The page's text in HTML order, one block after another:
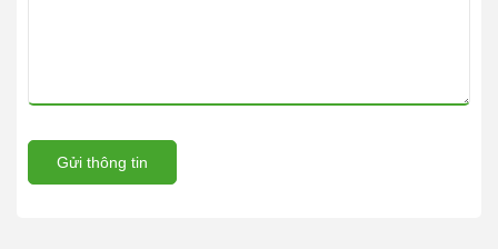
Gửi thông tin